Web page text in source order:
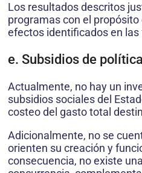
Los resultados descritos
programas con el
efectos identificados en
e. Subsidios de
Actualmente, no hay un
subsidios sociales del
costeo del gasto total
Adicionalmente, no se
orienten su creación y
consecuencia, no existe